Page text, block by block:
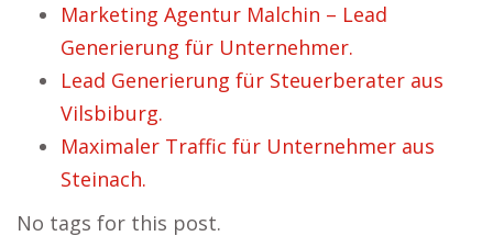
Marketing Agentur Malchin – Lead
Generierung für Unternehmer.
Lead Generierung für Steuerberater aus
Vilsbiburg.
Maximaler Traffic für Unternehmer aus
Steinach.
No tags for this post.